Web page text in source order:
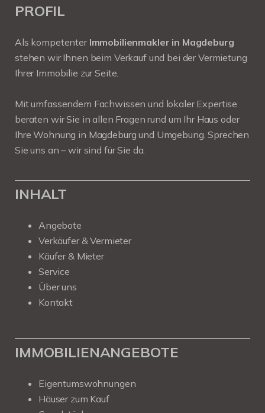
PROFIL
Als kompetenter Immobilienmakler in Magdeburg
stehen wir Ihnen beim Verkauf und bei der Vermietung
Ihrer Immobilie zur Seite.
Mit umfassendem Fachwissen und lokaler Expertise
beraten wir Sie in allen Fragen rund um Ihr Haus oder
Ihre Wohnung in Magdeburg und Umgebung. Sprechen
Sie uns an – wir sind für Sie da.
INHALT
Angebote
Verkäufer & Vermieter
Käufer & Mieter
Service
Über uns
Kontakt
IMMOBILIENANGEBOTE
Eigentumswohnungen
Häuser zum Kauf